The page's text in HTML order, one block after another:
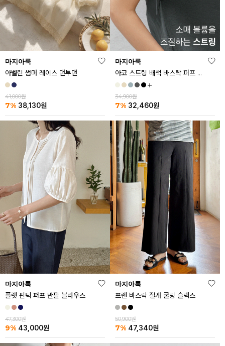
마지아룩
아벨린 썸머 레이스 맨투맨
41,000원
7% 38,130원
마지아룩
아코 스트링 배색 바스락 퍼프 반팔티
34,900원
7% 32,460원
마지아룩
플렛 핀턱 퍼프 반팔 블라우스
47,300원
9% 43,000원
마지아룩
프렌 바스락 절개 쿨링 슬랙스
50,900원
7% 47,340원